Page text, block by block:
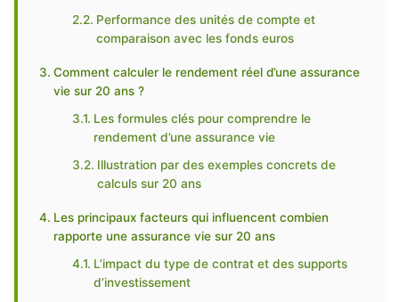
Performance des unités de compte et
comparaison avec les fonds euros
Comment calculer le rendement réel d’une assurance
vie sur 20 ans ?
Les formules clés pour comprendre le
rendement d’une assurance vie
Illustration par des exemples concrets de
calculs sur 20 ans
Les principaux facteurs qui influencent combien
rapporte une assurance vie sur 20 ans
L’impact du type de contrat et des supports
d’investissement